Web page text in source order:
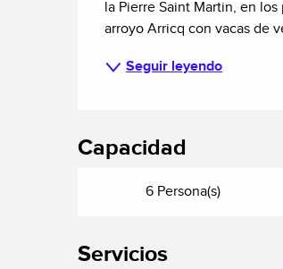
la Pierre Saint Martin, en
arroyo Arricq con vacas de
Seguir leyendo
Capacidad
6 Persona(s)
Servicios